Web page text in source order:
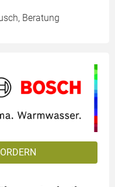
Beratung